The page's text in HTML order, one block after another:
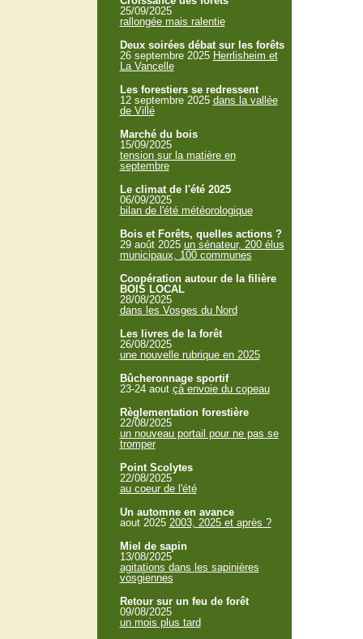
25/09/2025
rallongée mais ralentie
Deux soirées débat sur les forêts
26 septembre 2025 Herrlisheim et
La Vancelle
Les forestiers se redressent
12 septembre 2025 dans la vallée
de Villé
Marché du bois
15/09/2025
tension sur la matière en
septembre
Le climat de l'été 2025
06/09/2025
bilan de l'été météorologique
Bois et Forêts, quelles actions ?
29 août 2025 un sénateur, 200 élus
municipaux, 100 communes
Coopération autour de la filière
BOIS LOCAL
28/08/2025
dans les Vosges du Nord
Les livres de la forêt
26/08/2025
une nouvelle rubrique en 2025
Bûcheronnage sportif
23-24 aout çà envoie du copeau
Règlementation forestière
22/08/2025
un nouveau portail pour ne pas se
tromper
Point Scolytes
22/08/2025
au coeur de l'été
Un automne en avance
aout 2025 2003, 2025 et après ?
Miel de sapin
13/08/2025
agitations dans les sapinières
vosgiennes
Retour sur un feu de forêt
09/08/2025
un mois plus tard